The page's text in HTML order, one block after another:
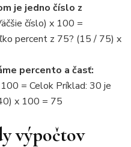
je jedno číslo z
číslo) x 100 =
percent z 75? (15 / 75) x
percento a časť:
= Celok Príklad: 30 je
x 100 = 75
výpočtov